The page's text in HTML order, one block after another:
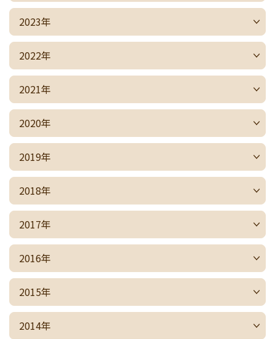
2023年
2022年
2021年
2020年
2019年
2018年
2017年
2016年
2015年
2014年